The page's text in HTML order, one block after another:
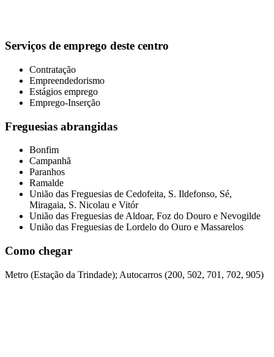
Serviços de emprego deste centro
Contratação
Empreendedorismo
Estágios emprego
Emprego-Inserção
Freguesias abrangidas
Bonfim
Campanhã
Paranhos
Ramalde
União das Freguesias de Cedofeita, S. Ildefonso, Sé,
Miragaia, S. Nicolau e Vitór
União das Freguesias de Aldoar, Foz do Douro e Nevogilde
União das Freguesias de Lordelo do Ouro e Massarelos
Como chegar
Metro (Estação da Trindade); Autocarros (200, 502, 701, 702, 905)